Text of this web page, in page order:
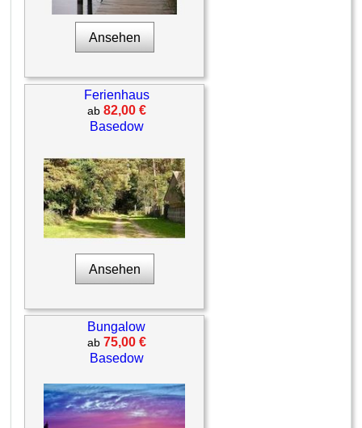
Ansehen
Ferienhaus
ab 82,00 €
Basedow
Ansehen
Bungalow
ab 75,00 €
Basedow